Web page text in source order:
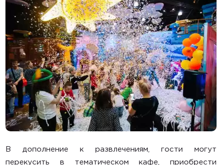
В дополнение к развлечениям, гости могут
перекусить в тематическом кафе, приобрести